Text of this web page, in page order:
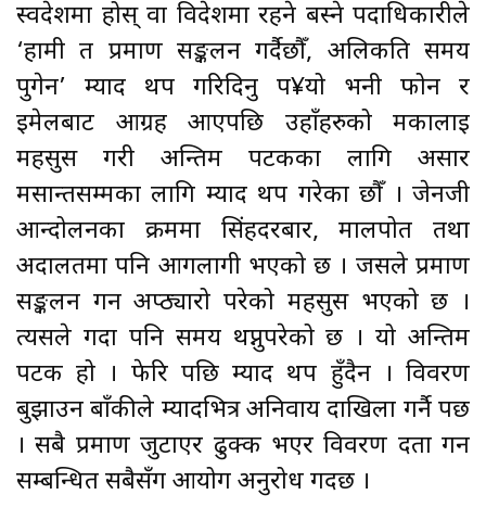
स्वदेशमा होस् वा विदेशमा रहने बस्ने पदाधिकारीले
‘हामी त प्रमाण सङ्कलन गर्दैछौँ, अलिकति समय
पुगेन’ म्याद थप गरिदिनु प¥यो भनी फोन र
इमेलबाट आग्रह आएपछि उहाँहरुको मर्कालाई
महसुस गरी अन्तिम पटकका लागि असार
मसान्तसम्मका लागि म्याद थप गरेका छौँ । जेनजी
आन्दोलनका क्रममा सिंहदरबार, मालपोत तथा
अदालतमा पनि आगलागी भएको छ । जसले प्रमाण
सङ्कलन गर्न अप्ठ्यारो परेको महसुस भएको छ ।
त्यसले गर्दा पनि समय थप्नुपरेको छ । यो अन्तिम
पटक हो । फेरि पछि म्याद थप हुँदैन । विवरण
बुझाउन बाँकीले म्यादभित्र अनिवार्य दाखिला गर्नै पर्छ
। सबै प्रमाण जुटाएर ढुक्क भएर विवरण दर्ता गर्न
सम्बन्धित सबैसँग आयोग अनुरोध गर्दछ ।